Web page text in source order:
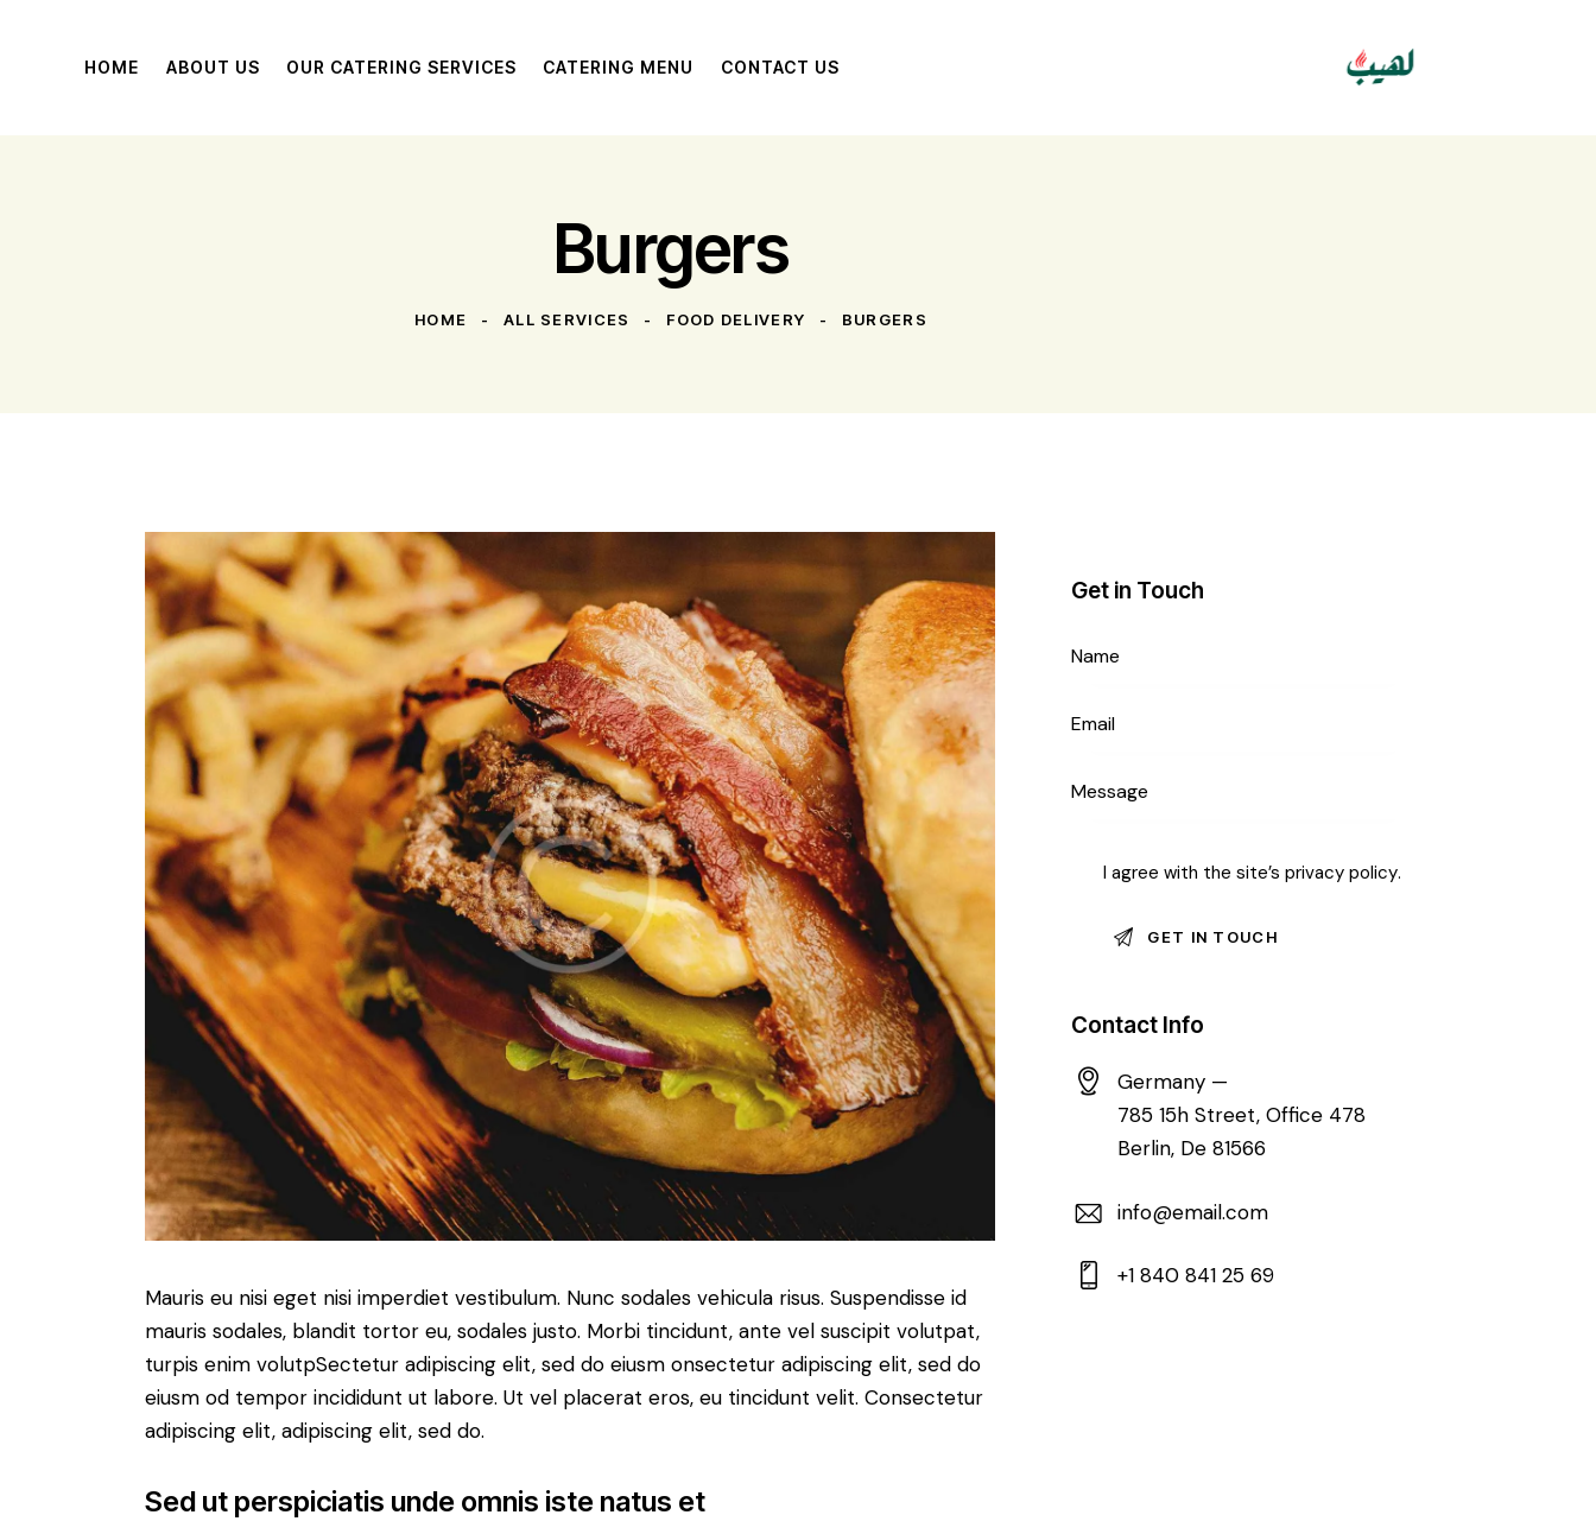
HOME ABOUT US OUR CATERING SERVICES CATERING MENU CONTACT US
Burgers
HOME ALL SERVICES FOOD DELIVERY BURGERS
Mauris eu nisi eget nisi imperdiet vestibulum. Nunc sodales vehicula risus. Suspendisse id
mauris sodales, blandit tortor eu, sodales justo. Morbi tincidunt, ante vel suscipit volutpat,
turpis enim volutpSectetur adipiscing elit, sed do eiusm onsectetur adipiscing elit, sed do
eiusm od tempor incididunt ut labore. Ut vel placerat eros, eu tincidunt velit. Consectetur
adipiscing elit, adipiscing elit, sed do.
Sed ut perspiciatis unde omnis iste natus et
Get in Touch
I agree with the site’sprivacy policy.
Contact Info
Germany —
785 15h Street, Office 478
Berlin, De 81566
info@email.com
+1 840 841 25 69